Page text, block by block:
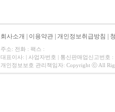
회사소개 이용약관 개인정보취급방침
주소: 전화 : 팩스 :
대표이사: | 사업자번호 | 통신판매업신고번호 :
개인정보보호 관리책임자: Copyright ⓒ All